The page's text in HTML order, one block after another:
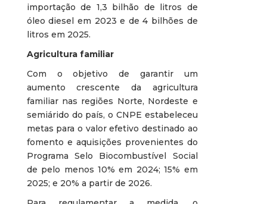
importação de 1,3 bilhão de litros de
óleo diesel em 2023 e de 4 bilhões de
litros em 2025.
Agricultura familiar
Com o objetivo de garantir um
aumento crescente da agricultura
familiar nas regiões Norte, Nordeste e
semiárido do país, o CNPE estabeleceu
metas para o valor efetivo destinado ao
fomento e aquisições provenientes do
Programa Selo Biocombustível Social
de pelo menos 10% em 2024; 15% em
2025; e 20% a partir de 2026.